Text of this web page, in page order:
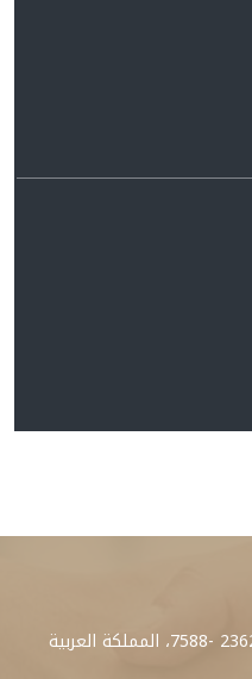
4271 زيد بن الخطاب، النعيم ، جدة 23622 -7588، المملكة العربية